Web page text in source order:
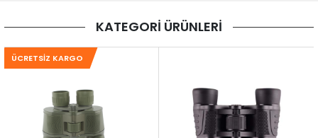
KATEGORİ ÜRÜNLERİ
ÜCRETSIZ KARGO